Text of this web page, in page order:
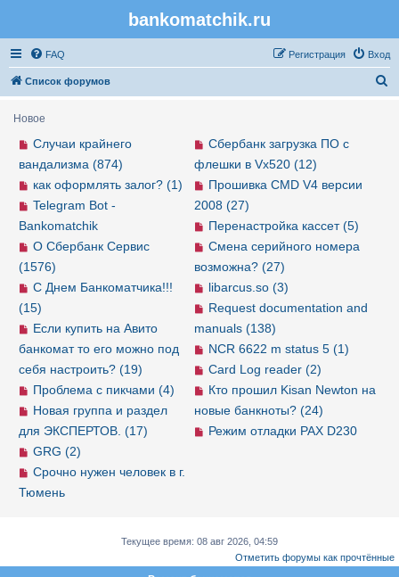
bankomatchik.ru
FAQ Вход
Регистрация
Список форумов
Новое
Сбербанк загрузка ПО с
флешки в Vx520 (12)
Прошивка CMD V4 версии
2008 (27)
Перенастройка кассет (5)
Смена серийного номера
возможна? (27)
libarcus.so (3)
Request documentation and
manuals (138)
NCR 6622 m status 5 (1)
Card Log reader (2)
Кто прошил Kisan Newton на
новые банкноты? (24)
Режим отладки PAX D230
Случаи крайнего
вандализма (874)
как оформлять залог? (1)
Telegram Bot -
Bankomatchik
О Сбербанк Сервис
(1576)
С Днем Банкоматчика!!!
(15)
Если купить на Авито
банкомат то его можно под
себя настроить? (19)
Проблема с пикчами (4)
Новая группа и раздел
для ЭКСПЕРТОВ. (17)
GRG (2)
Срочно нужен человек в г.
Тюмень
Текущее время: 08 авг 2026, 04:59
Отметить форумы как прочтённые